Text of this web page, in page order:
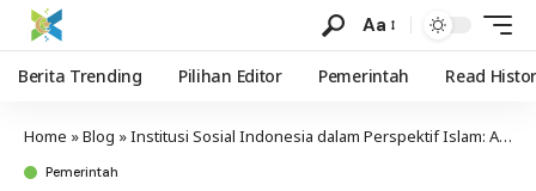
Aa
Berita Trending Pilihan Editor Pemerintah Read
Home »Blog »Institusi Sosial Indonesia dalam Perspektif Islam: Amanah, Kejujuran, dan Pemulihan Kepercayaan
Pemerintah